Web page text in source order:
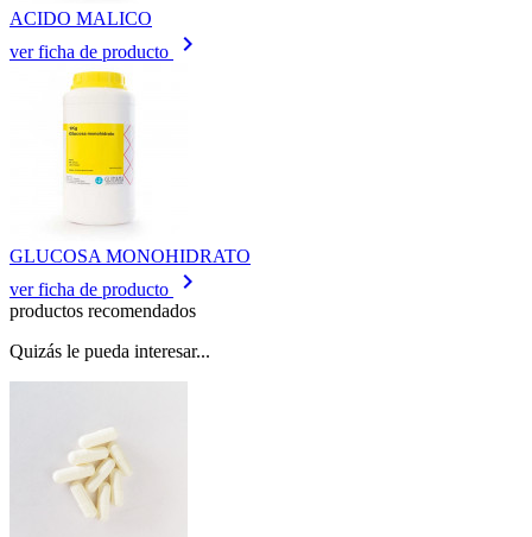
ACIDO MALICO
ver ficha de producto
keyboard_arrow_right
GLUCOSA MONOHIDRATO
ver ficha de producto
keyboard_arrow_right
productos recomendados
Quizás le pueda interesar...